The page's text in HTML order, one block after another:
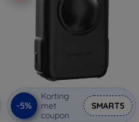
-5%
Korting
met
coupon
SMART5